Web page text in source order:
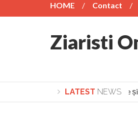
HOME Contact
Ziaristi
LATEST NEWS
Lepădarea de sine și
Turnătorul DIE Lucian